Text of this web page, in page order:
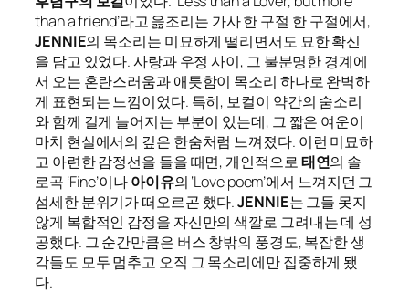
than a friend’라고 읊조리는 가사 한 구절 한 구절에서,
JENNIE의 목소리는 미묘하게 떨리면서도 묘한 확신
을 담고 있었다. 사랑과 우정 사이, 그 불분명한 경계에
서 오는 혼란스러움과 애틋함이 목소리 하나로 완벽하
게 표현되는 느낌이었다. 특히, 보컬이 약간의 숨소리
와 함께 길게 늘어지는 부분이 있는데, 그 짧은 여운이
마치 현실에서의 깊은 한숨처럼 느껴졌다. 이런 미묘하
고 아련한 감정선을 들을 때면, 개인적으로태연의 솔
로곡 ‘Fine’이나아이유의 ‘Love poem’에서 느껴지던 그
섬세한 분위기가 떠오르곤 했다.JENNIE는 그들 못지
않게 복합적인 감정을 자신만의 색깔로 그려내는 데 성
공했다. 그 순간만큼은 버스 창밖의 풍경도, 복잡한 생
각들도 모두 멈추고 오직 그 목소리에만 집중하게 됐
다.